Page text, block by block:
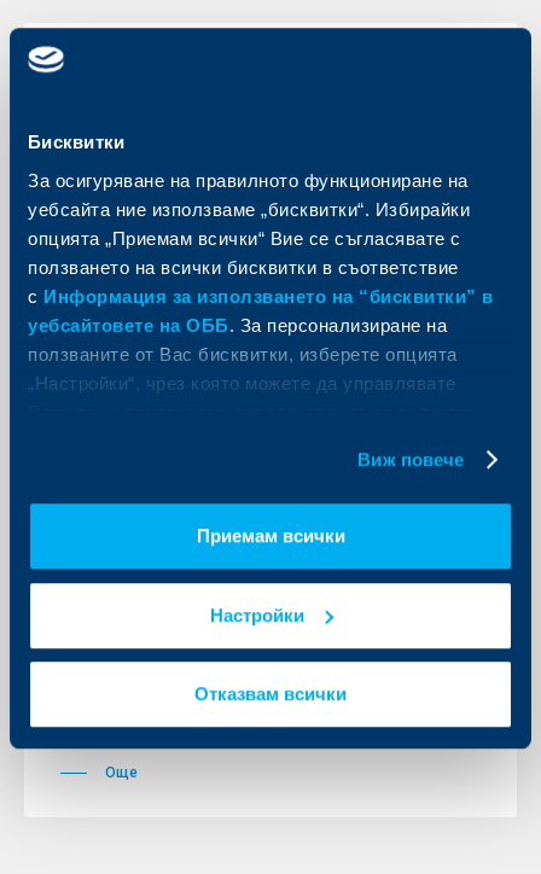
Бисквитки
За осигуряване на правилното функциониране на
уебсайта ние използваме „бисквитки“. Избирайки
опцията „Приемам всички“ Вие се съгласявате с
ползването на всички бисквитки в съответствие
с Информация за използването на “бисквитки” в
уебсайтовете на ОББ. За персонализиране на
ползваните от Вас бисквитки, изберете опцията
„Настройки“, чрез която можете да управлявате
Виж повече
Приемам всички
Настройки
Отказвам всички
злато на промоционални цени
25 август 2015
До края на октомври 2015 г. клиентите на
Райфайзенбанк могат да закупят златни и
сребърни артикули от най-висока проба на
специални, по-ниски цени. Промоцията включва
изделия от благородни метали на швейцарската
рафинерия ПАМП. Асортиментът предлага златни и
сребърни кюлчета-медальони с проби съответно
999.9/1000 и 999/1000 и тегло от по 6.2 грама.
Продуктите от сребро са достъпни на нова цена от
Съобщения за клиенти
ОББ с нова онлайн платформа за
кандидатстване за кредитна карта
Още